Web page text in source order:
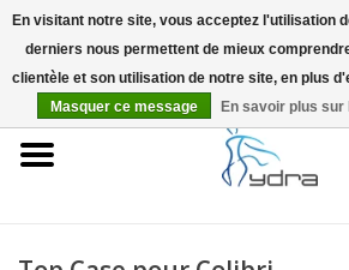
EUR
Accueil
En visitant notre site, vous acceptez l'utilisation
derniers nous permettent de mieux
clientèle et son utilisation de notre site, en plus
Masquer ce message
En savoir plus